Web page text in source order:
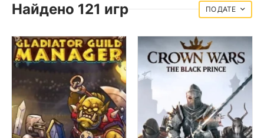
Найдено 121 игр ДАТЕ